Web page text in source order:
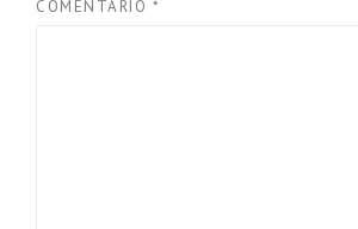
COMENTARIO *